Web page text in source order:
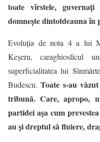
toate vîrstele,
domneşte dintotdeauna în
Evoluţia de nota 4 a lui
Keşeru, caraghioslîcul
superficialitatea lui
Budescu.Toate s-au
tribună. Care, apropo,
partidei aşa cum
au şi dreptul să fluiere,